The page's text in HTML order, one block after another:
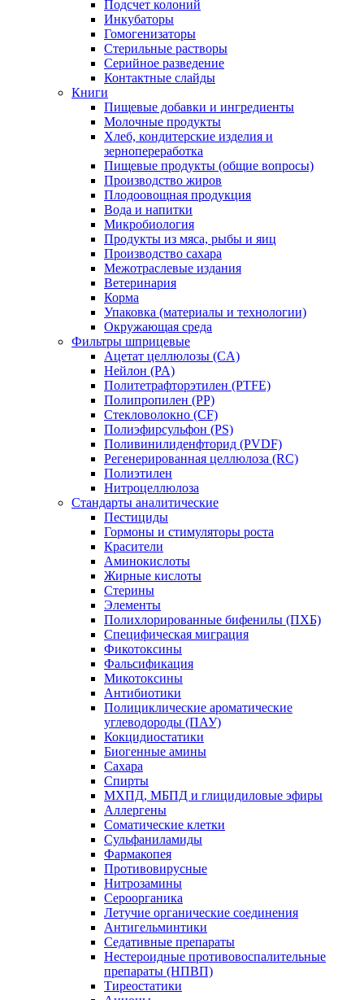
Подсчет колоний
Инкубаторы
Гомогенизаторы
Стерильные растворы
Серийное разведение
Контактные слайды
Книги
Пищевые добавки и ингредиенты
Молочные продукты
Хлеб, кондитерские изделия и
зернопереработка
Пищевые продукты (общие вопросы)
Производство жиров
Плодоовощная продукция
Вода и напитки
Микробиология
Продукты из мяса, рыбы и яиц
Производство сахара
Межотраслевые издания
Ветеринария
Корма
Упаковка (материалы и технологии)
Окружающая среда
Фильтры шприцевые
Ацетат целлюлозы (CA)
Нейлон (PA)
Политетрафторэтилен (PTFE)
Полипропилен (PP)
Стекловолокно (CF)
Полиэфирсульфон (PS)
Поливинилиденфторид (PVDF)
Регенерированная целлюлоза (RC)
Полиэтилен
Нитроцеллюлоза
Стандарты аналитические
Пестициды
Гормоны и стимуляторы роста
Красители
Аминокислоты
Жирные кислоты
Стерины
Элементы
Полихлорированные бифенилы (ПХБ)
Специфическая миграция
Фикотоксины
Фальсификация
Микотоксины
Антибиотики
Полициклические ароматические
углеводороды (ПАУ)
Кокцидиостатики
Биогенные амины
Сахара
Спирты
МХПД, МБПД и глицидиловые эфиры
Аллергены
Соматические клетки
Сульфаниламиды
Фармакопея
Противовирусные
Нитрозамины
Сероорганика
Летучие органические соединения
Антигельминтики
Седативные препараты
Нестероидные противовоспалительные
препараты (НПВП)
Тиреостатики